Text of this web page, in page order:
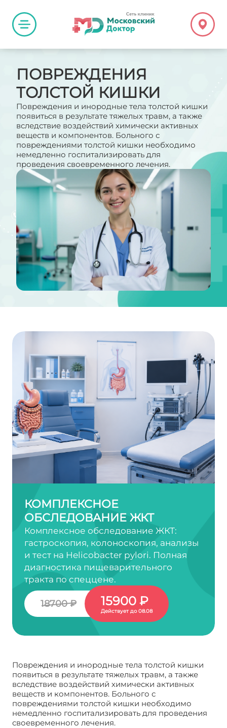
ПОВРЕЖДЕНИЯ
ТОЛСТОЙ КИШКИ
Повреждения и инородные тела толстой кишки
появиться в результате тяжелых травм, а также
вследствие воздействий химически активных
веществ и компонентов. Больного с
повреждениями толстой кишки необходимо
немедленно госпитализировать для
проведения своевременного лечения.
КОМПЛЕКСНОЕ
ОБСЛЕДОВАНИЕ ЖКТ
Комплексное обследование ЖКТ:
гастроскопия, колоноскопия, анализы
и тест на Helicobacter pylori. Полная
диагностика пищеварительного
тракта по спеццене.
18700 ₽ 15900 ₽
Действует до 08.08
Повреждения и инородные тела толстой кишки
появиться в результате тяжелых травм, а также
вследствие воздействий химически активных
веществ и компонентов. Больного с
повреждениями толстой кишки необходимо
немедленно госпитализировать для проведения
своевременного лечения.